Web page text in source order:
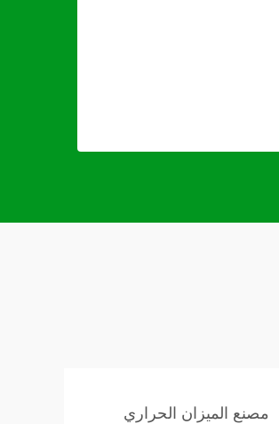
مصنع الميزان الحراري